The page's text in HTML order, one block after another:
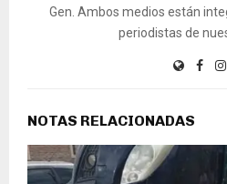
Gen. Ambos medios están
periodistas de
NOTAS RELACIONADAS